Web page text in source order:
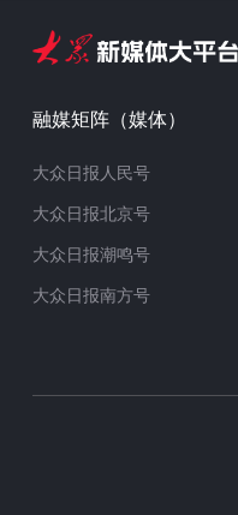
融媒矩阵（媒体）
大众日报人民号
大众日报北京号
大众日报潮鸣号
大众日报南方号